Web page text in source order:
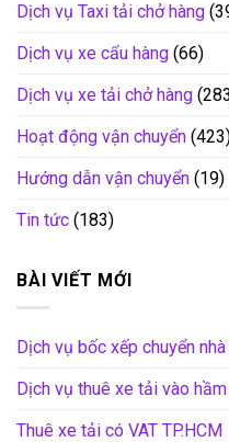
Dịch vụ Taxi tải chở hàng
Dịch vụ xe cẩu hàng (66)
Dịch vụ xe tải chở hàng
Hoạt động vận chuyển
Hướng dẫn vận chuyển (19)
Tin tức (183)
BÀI VIẾT MỚI
Dịch vụ bốc xếp chuyển
Dịch vụ thuê xe tải vào
Thuê xe tải có VAT TP.HCM